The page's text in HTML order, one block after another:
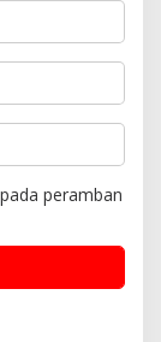
peramban